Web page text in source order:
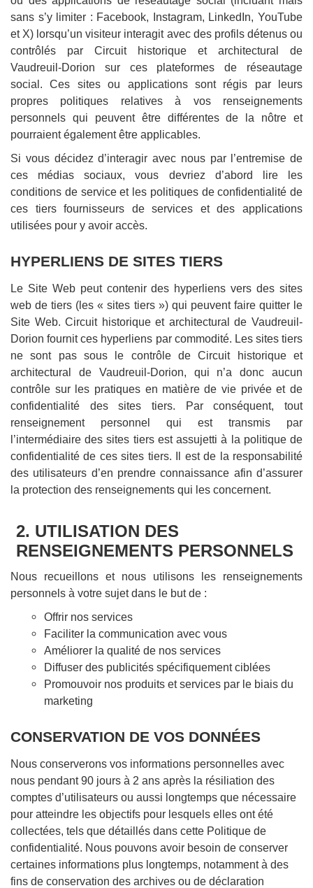
sans s’y limiter : Facebook, Instagram, LinkedIn, YouTube
et X) lorsqu’un visiteur interagit avec des profils détenus ou
contrôlés par Circuit historique et architectural de
Vaudreuil-Dorion sur ces plateformes de réseautage
social. Ces sites ou applications sont régis par leurs
propres politiques relatives à vos renseignements
personnels qui peuvent être différentes de la nôtre et
pourraient également être applicables.
Si vous décidez d’interagir avec nous par l’entremise de
ces médias sociaux, vous devriez d’abord lire les
conditions de service et les politiques de confidentialité de
ces tiers fournisseurs de services et des applications
utilisées pour y avoir accès.
HYPERLIENS DE SITES TIERS
Le Site Web peut contenir des hyperliens vers des sites
web de tiers (les « sites tiers ») qui peuvent faire quitter le
Site Web. Circuit historique et architectural de Vaudreuil-
Dorion fournit ces hyperliens par commodité. Les sites tiers
ne sont pas sous le contrôle de Circuit historique et
architectural de Vaudreuil-Dorion, qui n’a donc aucun
contrôle sur les pratiques en matière de vie privée et de
confidentialité des sites tiers. Par conséquent, tout
renseignement personnel qui est transmis par
l’intermédiaire des sites tiers est assujetti à la politique de
confidentialité de ces sites tiers. Il est de la responsabilité
des utilisateurs d’en prendre connaissance afin d’assurer
la protection des renseignements qui les concernent.
2. UTILISATION DES
RENSEIGNEMENTS PERSONNELS
Nous recueillons et nous utilisons les renseignements
personnels à votre sujet dans le but de :
Offrir nos services
Faciliter la communication avec vous
Améliorer la qualité de nos services
Diffuser des publicités spécifiquement ciblées
Promouvoir nos produits et services par le biais du
marketing
CONSERVATION DE VOS DONNÉES
Nous conserverons vos informations personnelles avec
nous pendant 90 jours à 2 ans après la résiliation des
comptes d’utilisateurs ou aussi longtemps que nécessaire
pour atteindre les objectifs pour lesquels elles ont été
collectées, tels que détaillés dans cette Politique de
confidentialité. Nous pouvons avoir besoin de conserver
certaines informations plus longtemps, notamment à des
fins de conservation des archives ou de déclaration